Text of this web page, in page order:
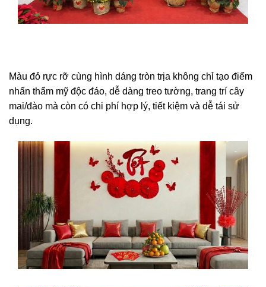
Màu đỏ rực rỡ cùng hình dáng tròn trịa không chỉ tạo điểm
nhấn thẩm mỹ độc đáo, dễ dàng treo tường, trang trí cây
mai/đào mà còn có chi phí hợp lý, tiết kiệm và dễ tái sử
dụng.